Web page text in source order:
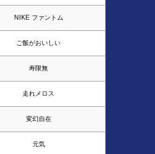
NIKE ファントム
ご飯がおいしい
寿限無
走れメロス
変幻自在
元気